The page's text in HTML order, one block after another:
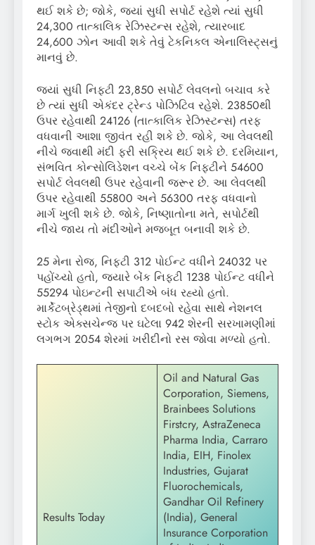
થઈ શકે છે; જોકે, જ્યાં સુધી સપોર્ટ રહેશે ત્યાં સુધી
24,300 તાત્કાલિક રેઝિસ્ટન્સ રહેશે, ત્યારબાદ
24,600 ઝોન આવી શકે તેવું ટેકનિકલ એનાલિસ્ટ્સનું
માનવું છે.
જ્યાં સુધી નિફ્ટી 23,850 સપોર્ટ લેવલનો બચાવ કરે
છે ત્યાં સુધી એકંદર ટ્રેન્ડ પોઝિટિવ રહેશે. 23850થી
ઉપર રહેવાથી 24126 (તાત્કાલિક રેઝિસ્ટન્સ) તરફ
વધવાની આશા જીવંત રહી શકે છે. જોકે, આ લેવલથી
નીચે જવાથી મંદી ફરી સક્રિય થઈ શકે છે. દરમિયાન,
સંભવિત કોન્સોલિડેશન વચ્ચે બેંક નિફ્ટીને 54600
સપોર્ટ લેવલથી ઉપર રહેવાની જરૂર છે. આ લેવલથી
ઉપર રહેવાથી 55800 અને 56300 તરફ વધવાનો
માર્ગ ખુલી શકે છે. જોકે, નિષ્ણાતોના મતે, સપોર્ટથી
નીચે જાય તો મંદીઓને મજબૂત બનાવી શકે છે.
25 મેના રોજ, નિફ્ટી 312 પોઈન્ટ વધીને 24032 પર
પહોંચ્યો હતો, જ્યારે બેંક નિફ્ટી 1238 પોઈન્ટ વધીને
55294 પોઇન્ટની સપાટીએ બંધ રહ્યો હતો.
માર્કેટબ્રેડ્થમાં તેજીનો દબદબો રહેવા સાથે નેશનલ
સ્ટોક એક્સચેન્જ પર ઘટેલા 942 શેરની સરખામણીમાં
લગભગ 2054 શેરમાં ખરીદીનો રસ જોવા મળ્યો હતો.
Results Today
Oil and Natural Gas
Corporation, Siemens,
Brainbees Solutions
Firstcry, AstraZeneca
Pharma India, Carraro
India, EIH, Finolex
Industries, Gujarat
Fluorochemicals,
Gandhar Oil Refinery
(India), General
Insurance Corporation